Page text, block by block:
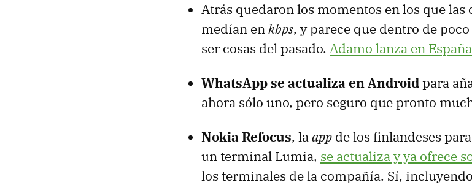
Atrás quedaron los momentos en los que las
medían enkbps, y parece que dentro de
ser cosas del pasado. Adamo lanza en
WhatsApp se actualiza en Androidpara
ahora sólo uno, pero seguro que pronto
Nokia Refocus, laapp de los finlandeses
un terminal Lumia, se actualiza y ya ofrece
los terminales de la compañía. Sí,